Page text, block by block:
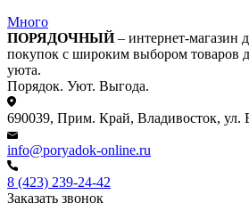
Много
ПОРЯДОЧНЫЙ– интернет-магазин
покупок с широким выбором товаров
уюта.
Порядок. Уют. Выгода.
690039, Прим. Край, Владивосток, ул.
info@poryadok-online.ru
8 (423) 239-24-42
Заказать звонок